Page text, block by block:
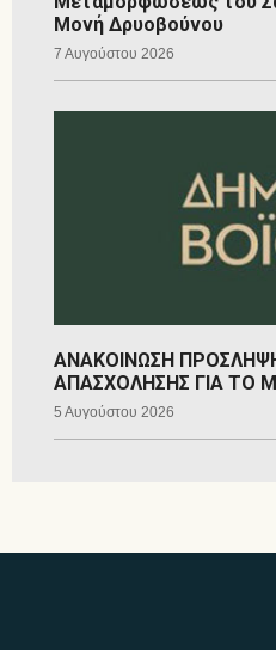
Μονή Δρυοβούνου
7 Αυγούστου 2026
ΑΝΑΚΟΙΝΩΣΗ
ΑΠΑΣΧΟΛΗΣΗΣ ΓΙΑ ΤΟ
5 Αυγούστου 2026